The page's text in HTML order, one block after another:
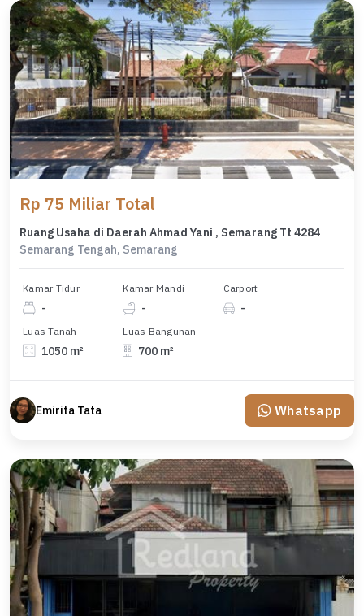
Rp 75 Miliar Total
Ruang Usaha di Daerah Ahmad Yani , Semarang Tt 4284
Semarang Tengah, Semarang
Kamar Tidur
-
Kamar Mandi
-
Carport
-
Luas Tanah
1050 m²
Luas Bangunan
700 m²
Emirita Tata Whatsapp